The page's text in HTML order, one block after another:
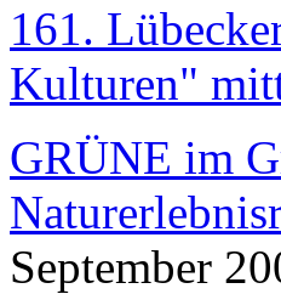
161.
Kulturen"
GRÜNE im
September